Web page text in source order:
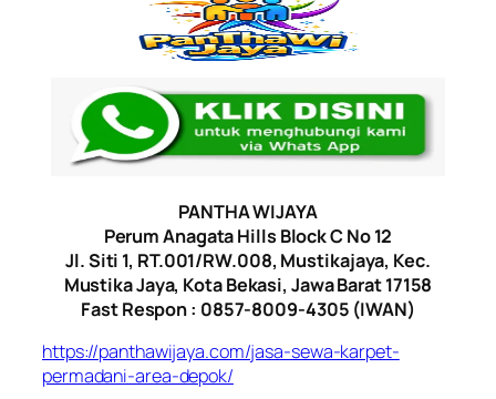
PANTHA WIJAYA
Perum Anagata Hills Block C No 12
Jl. Siti 1, RT.001/RW.008, Mustikajaya, Kec.
Mustika Jaya, Kota Bekasi, Jawa Barat 17158
Fast Respon : 0857-8009-4305 (IWAN)
https://panthawijaya.com/jasa-sewa-karpet-
permadani-area-depok/